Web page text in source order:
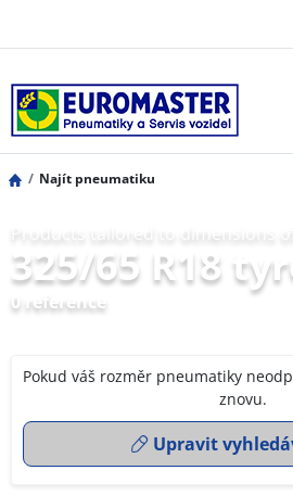
Najít pneumatiku
325/65 R18
0 reference
Pokud váš rozměr pneumatiky
znovu.
Upravit